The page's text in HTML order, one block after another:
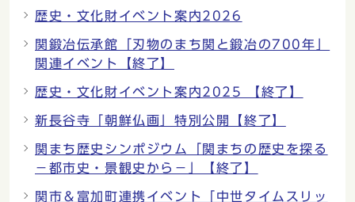
歴史・文化財イベント案内2026
関鍛冶伝承館「刃物のまち関と鍛冶の700年」
関連イベント【終了】
歴史・文化財イベント案内2025 【終了】
新長谷寺「朝鮮仏画」特別公開【終了】
関まち歴史シンポジウム「関まちの歴史を探る
−都市史・景観史から−」【終了】
関市＆富加町連携イベント「中世タイムスリッ